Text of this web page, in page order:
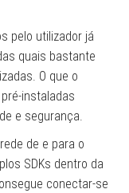
pelo utilizador já
quais bastante
O que o
instaladas
e segurança.
de e para o
SDKs dentro da
conectar-se